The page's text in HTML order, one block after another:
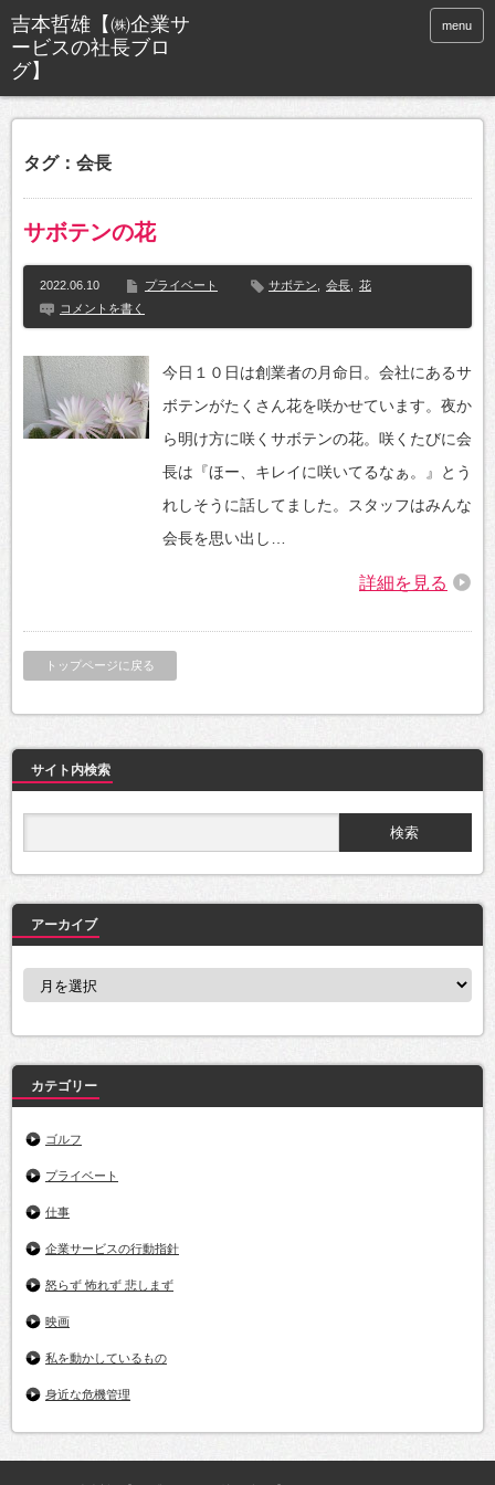
menu
タグ：会長
サボテンの花
2022.06.10 プライベート サボテン 会長
花
コメントを書く
今日１０日は創業者の月命日。会社にあるサ
ボテンがたくさん花を咲かせています。夜か
ら明け方に咲くサボテンの花。咲くたびに会
長は『ほー、キレイに咲いてるなぁ。』とう
れしそうに話してました。スタッフはみんな
会長を思い出し…
詳細を見る
トップページに戻る
サイト内検索
アーカイブ
ア
ブ
カテゴリー
ゴルフ
プライベート
仕事
企業サービスの行動指針
怒らず 怖れず 悲しまず
映画
私を動かしているもの
身近な危機管理